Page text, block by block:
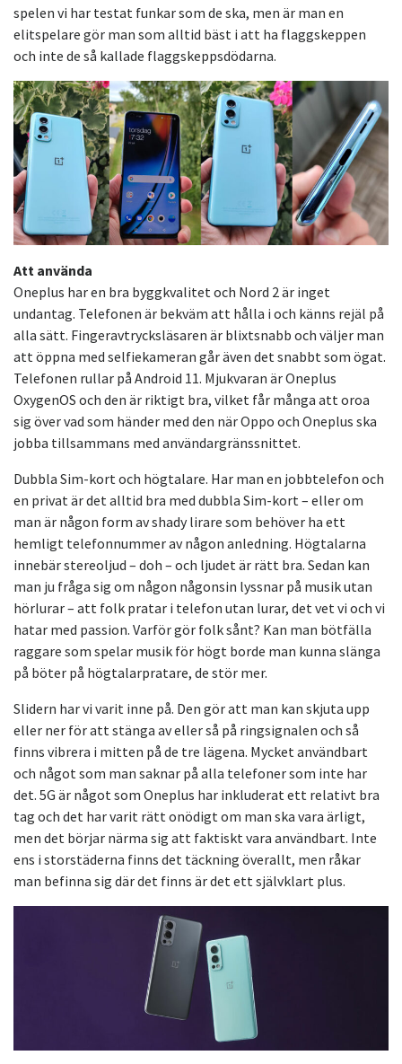
spelen vi har testat funkar som de ska, men är man en
elitspelare gör man som alltid bäst i att ha flaggskeppen
och inte de så kallade flaggskeppsdödarna.
Att använda
Oneplus har en bra byggkvalitet och Nord 2 är inget
undantag. Telefonen är bekväm att hålla i och känns rejäl på
alla sätt. Fingeravtrycksläsaren är blixtsnabb och väljer man
att öppna med selfiekameran går även det snabbt som ögat.
Telefonen rullar på Android 11. Mjukvaran är Oneplus
OxygenOS och den är riktigt bra, vilket får många att oroa
sig över vad som händer med den när Oppo och Oneplus ska
jobba tillsammans med användargränssnittet.
Dubbla Sim-kort och högtalare. Har man en jobbtelefon och
en privat är det alltid bra med dubbla Sim-kort – eller om
man är någon form av shady lirare som behöver ha ett
hemligt telefonnummer av någon anledning. Högtalarna
innebär stereoljud – doh – och ljudet är rätt bra. Sedan kan
man ju fråga sig om någon någonsin lyssnar på musik utan
hörlurar – att folk pratar i telefon utan lurar, det vet vi och vi
hatar med passion. Varför gör folk sånt? Kan man bötfälla
raggare som spelar musik för högt borde man kunna slänga
på böter på högtalarpratare, de stör mer.
Slidern har vi varit inne på. Den gör att man kan skjuta upp
eller ner för att stänga av eller så på ringsignalen och så
finns vibrera i mitten på de tre lägena. Mycket användbart
och något som man saknar på alla telefoner som inte har
det. 5G är något som Oneplus har inkluderat ett relativt bra
tag och det har varit rätt onödigt om man ska vara ärligt,
men det börjar närma sig att faktiskt vara användbart. Inte
ens i storstäderna finns det täckning överallt, men råkar
man befinna sig där det finns är det ett självklart plus.